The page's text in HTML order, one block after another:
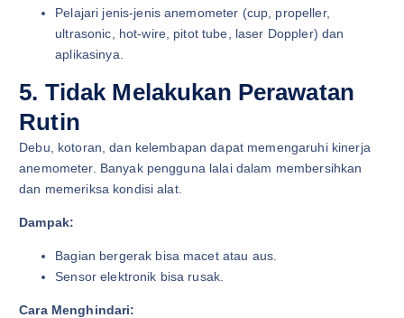
Pelajari jenis-jenis anemometer (cup, propeller,
ultrasonic, hot-wire, pitot tube, laser Doppler) dan
aplikasinya.
5. Tidak Melakukan Perawatan
Rutin
Debu, kotoran, dan kelembapan dapat memengaruhi kinerja
anemometer. Banyak pengguna lalai dalam membersihkan
dan memeriksa kondisi alat.
Dampak:
Bagian bergerak bisa macet atau aus.
Sensor elektronik bisa rusak.
Cara Menghindari: